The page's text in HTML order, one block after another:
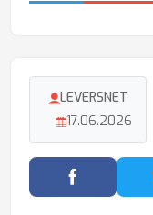
LEVERSNET
17.06.2026